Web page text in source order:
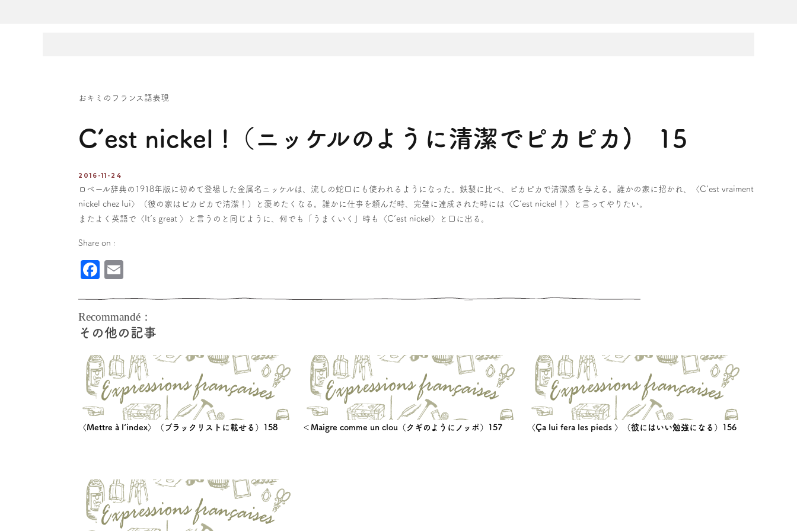
おキミのフランス語表現
C’est nickel !（ニッケルのように清潔でピカピカ) 15
2016-11-24
ロベール辞典の1918年版に初めて登場した金属名ニッケルは、流しの蛇口にも使われるようになった。鉄製に比べ、ピカピカで清潔感を与える。誰かの家に招かれ、〈C’est vraiment
nickel chez lui〉（彼の家はピカピカで清潔！）と褒めたくなる。誰かに仕事を頼んだ時、完璧に達成された時には〈C’est nickel！〉と言ってやりたい。
またよく英語で〈It’s great 〉と言うのと同じように、何でも「うまくいく」時も〈C’est nickel〉と口に出る。
Share on :
Facebook
Recommandé：
その他の記事
〈Mettre à l’index〉（ブラックリストに載せる）158 ＜Maigre comme un clou（クギのようにノッポ）157 〈Ça lui fera les pieds 〉（彼にはいい勉強になる）156